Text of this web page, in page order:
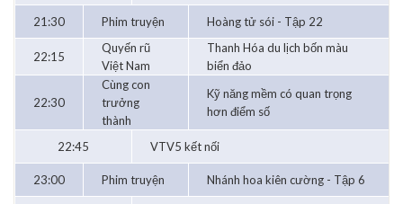
21:30 Phim truyện Hoàng tử sói - Tập 22
22:15
Quyến rũ
Việt Nam
Thanh Hóa du lịch bốn màu
biển đảo
22:30
Cùng con
trưởng
thành
Kỹ năng mềm có quan trọng
hơn điểm số
22:45 VTV5 kết nối
23:00 Phim truyện Nhánh hoa kiên cường - Tập 6